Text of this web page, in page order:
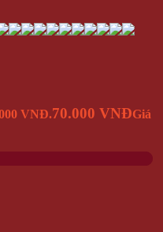
VNĐ.70.000 VNĐGiá